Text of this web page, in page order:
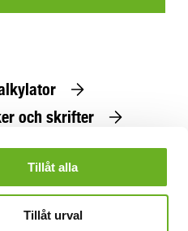
Tillåt alla
Tillåt urval
och skrifter